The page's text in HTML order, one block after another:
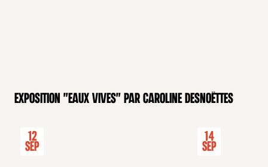
Exposition "Eaux Vives" par Caroline Desnoëttes
12
Sep
14
Sep